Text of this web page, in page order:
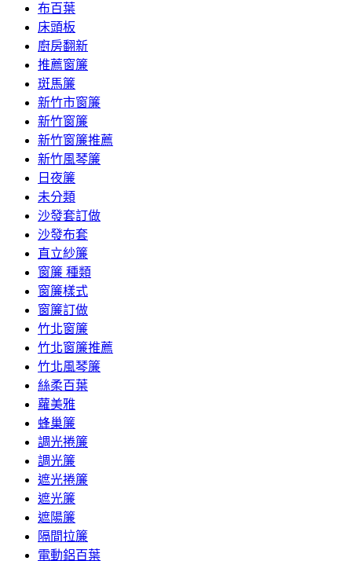
布百葉
床頭板
廚房翻新
推薦窗簾
斑馬簾
新竹市窗簾
新竹窗簾
新竹窗簾推薦
新竹風琴簾
日夜簾
未分類
沙發套訂做
沙發布套
直立紗簾
窗簾 種類
窗簾樣式
窗簾訂做
竹北窗簾
竹北窗簾推薦
竹北風琴簾
絲柔百葉
蘿美雅
蜂巢簾
調光捲簾
調光簾
遮光捲簾
遮光簾
遮陽簾
隔間拉簾
電動鋁百葉